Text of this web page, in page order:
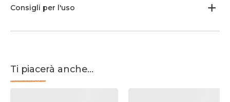
Consigli per l'uso
Ti piacerà anche...